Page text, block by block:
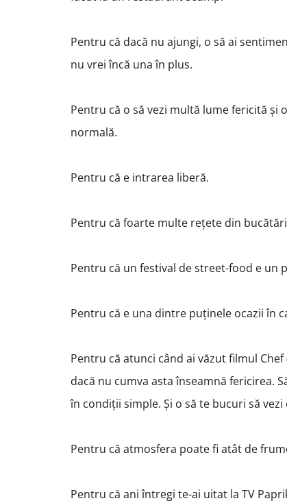
Pentru că dacă nu ajungi, o să ai
nu vrei încă una în plus.
Pentru că o să vezi multă lume fericită
normală.
Pentru că e intrarea liberă.
Pentru că foarte multe rețete din
Pentru că un festival de street-food e un
Pentru că e una dintre puținele ocazii în
Pentru că atunci când ai văzut filmul
dacă nu cumva asta înseamnă fericirea.
în condiții simple. Și o să te bucuri să
Pentru că atmosfera poate fi atât de
Pentru că ani întregi te-ai uitat la TV